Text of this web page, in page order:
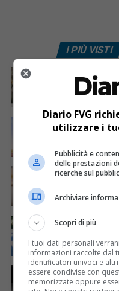
I PIÙ VISTI
Acqua da usare
le frazioni
ECONOMIA &
Bollette più
CRONACA &
Mattia
folgorazione alle
CRONACA &
Arrivano 142
61 saranno
CRONACA &
Due terremoti in
Diario FVG
utilizzare i
Pubblicità e
delle prestazioni
ricerche sul
Archiviare
Scopri di più
I tuoi dati personali
informazioni raccolte dal
identificatori univoci e
essere condivise con
memorizzate oppure